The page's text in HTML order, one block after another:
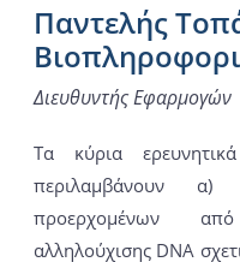
Παντελής
Διευθυντής Εφαρμογών
Τα κύρια
περιλαμβάνουν
προερχομένων
αλληλούχισης DNA